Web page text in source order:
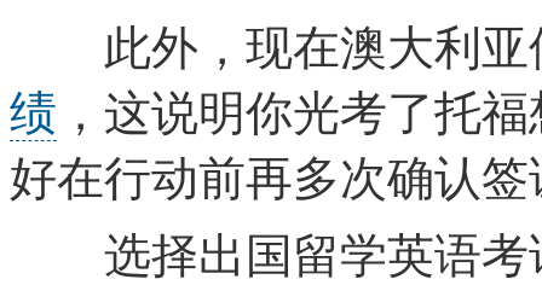
此外，现在澳大利亚
绩 ，这说明你光考了托
好在行动前再多次确认
选择出国留学英语考